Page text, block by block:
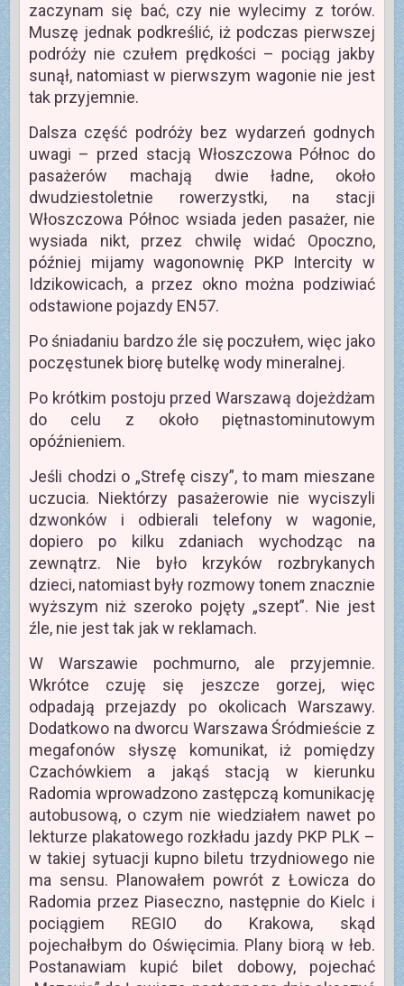
zaczynam się bać, czy nie wylecimy z torów.
Muszę jednak podkreślić, iż podczas pierwszej
podróży nie czułem prędkości – pociąg jakby
sunął, natomiast w pierwszym wagonie nie jest
tak przyjemnie.
Dalsza część podróży bez wydarzeń godnych
uwagi – przed stacją Włoszczowa Północ do
pasażerów machają dwie ładne, około
dwudziestoletnie rowerzystki, na stacji
Włoszczowa Północ wsiada jeden pasażer, nie
wysiada nikt, przez chwilę widać Opoczno,
później mijamy wagonownię PKP Intercity w
Idzikowicach, a przez okno można podziwiać
odstawione pojazdy EN57.
Po śniadaniu bardzo źle się poczułem, więc jako
poczęstunek biorę butelkę wody mineralnej.
Po krótkim postoju przed Warszawą dojeżdżam
do celu z około piętnastominutowym
opóźnieniem.
Jeśli chodzi o „Strefę ciszy”, to mam mieszane
uczucia. Niektórzy pasażerowie nie wyciszyli
dzwonków i odbierali telefony w wagonie,
dopiero po kilku zdaniach wychodząc na
zewnątrz. Nie było krzyków rozbrykanych
dzieci, natomiast były rozmowy tonem znacznie
wyższym niż szeroko pojęty „szept”. Nie jest
źle, nie jest tak jak w reklamach.
W Warszawie pochmurno, ale przyjemnie.
Wkrótce czuję się jeszcze gorzej, więc
odpadają przejazdy po okolicach Warszawy.
Dodatkowo na dworcu Warszawa Śródmieście z
megafonów słyszę komunikat, iż pomiędzy
Czachówkiem a jakąś stacją w kierunku
Radomia wprowadzono zastępczą komunikację
autobusową, o czym nie wiedziałem nawet po
lekturze plakatowego rozkładu jazdy PKP PLK –
w takiej sytuacji kupno biletu trzydniowego nie
ma sensu. Planowałem powrót z Łowicza do
Radomia przez Piaseczno, następnie do Kielc i
pociągiem REGIO do Krakowa, skąd
pojechałbym do Oświęcimia. Plany biorą w łeb.
Postanawiam kupić bilet dobowy, pojechać